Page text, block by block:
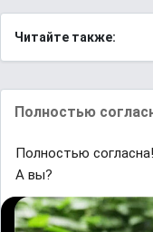
Читайте также:
Полностью
Полностью
А вы?